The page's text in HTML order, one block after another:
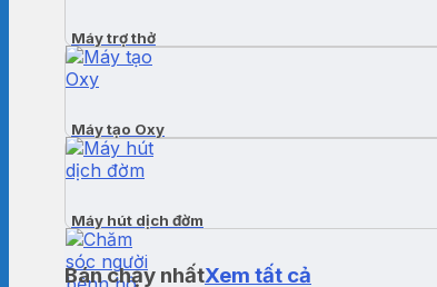
Máy trợ thở
Máy tạo Oxy
Máy hút dịch đờm
Bán chạy nhấtXem tất cả